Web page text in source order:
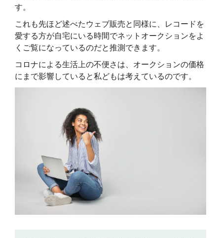
す。
これも先ほど述べたウェブ販売と同様に、レコードを
愛する方が自宅にいる時間でネットオークションをよ
くご覧になっているのだと推測できます。
コロナによる生活上の不便さは、オークションの価格
にまで影響していると私どもは考えているのです。